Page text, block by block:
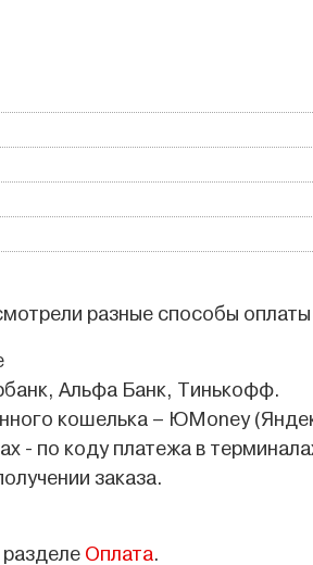
разные способы оплаты
Альфа Банк, Тинькофф.
кошелька – ЮMoney
- по коду платежа в
заказа.
Оплата.